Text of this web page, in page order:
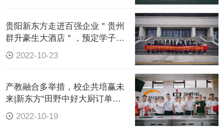
贵阳新东方走进百强企业＂贵州
群升豪生大酒店＂，预定学子精
彩未来！
2022-10-23
产教融合多举措，校企共培赢未
来|新东方“田野中好大厨订单
班”专业导师特
2022-10-19